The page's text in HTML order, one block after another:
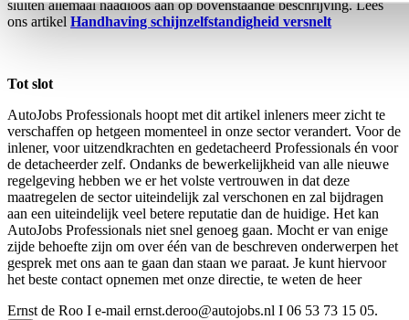
sluiten allemaal naadloos aan op bovenstaande beschrijving. Lees
ons artikel Handhaving schijnzelfstandigheid versnelt
Tot slot
AutoJobs Professionals hoopt met dit artikel inleners meer zicht te
verschaffen op hetgeen momenteel in onze sector verandert. Voor de
inlener, voor uitzendkrachten en gedetacheerd Professionals én voor
de detacheerder zelf. Ondanks de bewerkelijkheid van alle nieuwe
regelgeving hebben we er het volste vertrouwen in dat deze
maatregelen de sector uiteindelijk zal verschonen en zal bijdragen
aan een uiteindelijk veel betere reputatie dan de huidige. Het kan
AutoJobs Professionals niet snel genoeg gaan. Mocht er van enige
zijde behoefte zijn om over één van de beschreven onderwerpen het
gesprek met ons aan te gaan dan staan we paraat. Je kunt hiervoor
het beste contact opnemen met onze directie, te weten de heer
Ernst de Roo I e-mail ernst.deroo@autojobs.nl I 06 53 73 15 05.